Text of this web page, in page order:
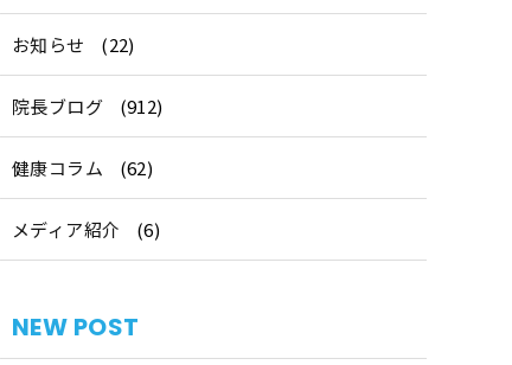
お知らせ (22)
院長ブログ (912)
健康コラム (62)
メディア紹介 (6)
NEW POST